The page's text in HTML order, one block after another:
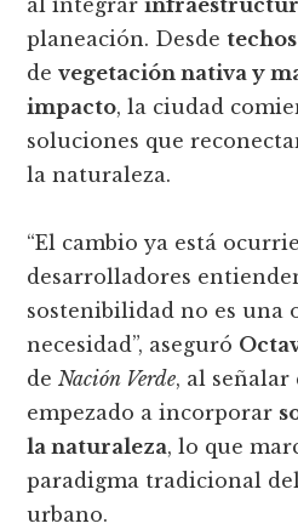
planeación. Desde
devegetación nativa y
impacto, la ciudad
soluciones que
la naturaleza.
“El cambio ya está
desarrolladores
sostenibilidad no es una
necesidad”, aseguró
de Nación Verde, al señalar
empezado a incorporar
la naturaleza, lo que
paradigma tradicional
urbano.